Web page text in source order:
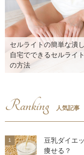
セルライトの簡単な潰し
自宅でできるセルライ
の方法
Ranking 人気記事
豆乳ダイエ
痩せる？